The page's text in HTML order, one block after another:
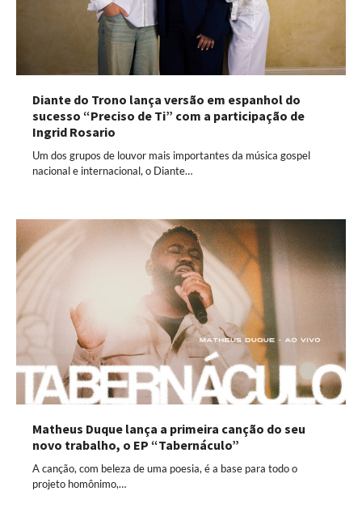
Diante do Trono lança versão em espanhol do
sucesso “Preciso de Ti” com a participação de
Ingrid Rosario
Um dos grupos de louvor mais importantes da música gospel
nacional e internacional, o Diante…
Matheus Duque lança a primeira canção do seu
novo trabalho, o EP “Tabernáculo”
A canção, com beleza de uma poesia, é a base para todo o
projeto homônimo,…